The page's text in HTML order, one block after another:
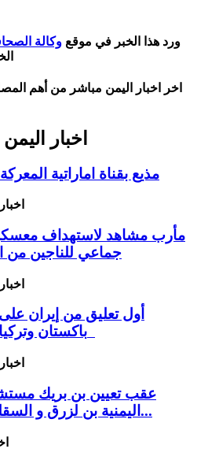
ورد هذا الخبر في موقع وكالة
اخر اخبار اليمن مباشر من أهم
اخبار
مذيع بقناة اماراتية
مأرب مشاهد لاستهداف
جماعي للناجين من
أول تعليق من إيران
عقب تعيين بن بريك
اليمنية بن لزرق و السقلدي و الداعري اللعب...